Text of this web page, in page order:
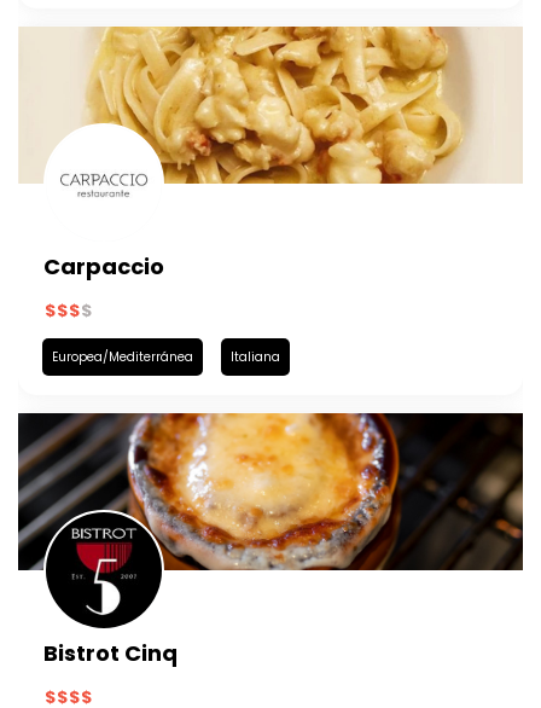
Carpaccio
Europea/Mediterránea Italiana
Bistrot Cinq